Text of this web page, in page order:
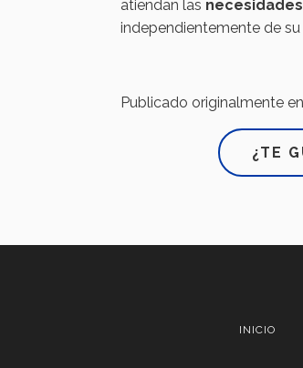
atiendan las
independientemente de
Publicado originalmente en
¿TE
INICIO